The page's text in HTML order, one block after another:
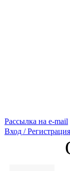
Рассылка на e-mail
Вход / Регистрация